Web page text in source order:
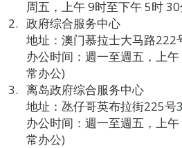
周五，上午 9时至下午 5时
政府综合服务中心
地址：澳门慕拉士大马路222
办公时间：週一至週五，上
常办公)
离岛政府综合服务中心
地址：氹仔哥英布拉街225号
办公时间：週一至週五，上
常办公)